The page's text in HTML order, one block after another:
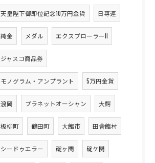
天皇陛下御即位記念10万円金貨 日専連
純金 メダル エクスプローラーII
ジャスコ商品券
モノグラム・アンプラント 5万円金貨
浪岡 プラネットオーシャン 大鰐
板柳町 鶴田町 大館市 田舎館村
シードゥエラー 碇ヶ関 碇ケ関